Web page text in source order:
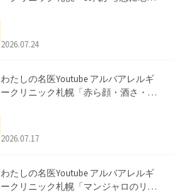
た。
2026.07.24
わたしの名医Youtube アルバアレルギ
ークリニック札幌「赤ら顔・酒さ・ニ
した。
2026.07.17
わたしの名医Youtube アルバアレルギ
ークリニック札幌「マンジャロのリア